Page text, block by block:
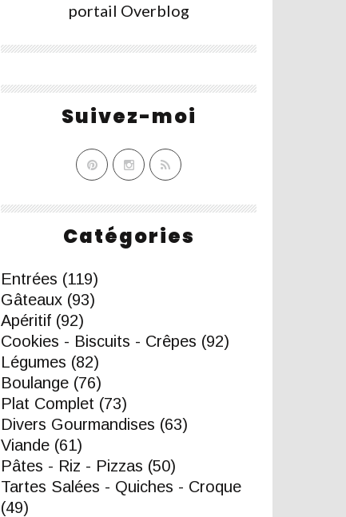
Catégories
Entrées (119)
Gâteaux (93)
Apéritif (92)
Cookies - Biscuits - Crêpes (92)
Légumes (82)
Boulange (76)
Plat Complet (73)
Divers Gourmandises (63)
Viande (61)
Pâtes - Riz - Pizzas (50)
Tartes Salées - Quiches - Croque
(49)
portail Overblog
Suivez-moi